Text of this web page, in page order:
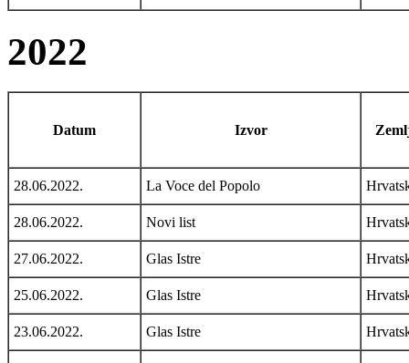
2022
Datum Izvor
28.06.2022. La Voce del Popolo
28.06.2022. Novi list
27.06.2022. Glas Istre
25.06.2022. Glas Istre
23.06.2022. Glas Istre